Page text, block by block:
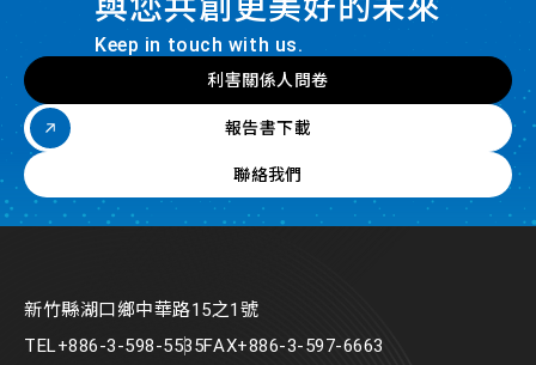
Keep in touch with us.
利害關係人問卷
報告書下載
聯絡我們
新竹縣湖口鄉中華路15之1號
TEL+886-3-598-5535FAX+886-3-597-6663